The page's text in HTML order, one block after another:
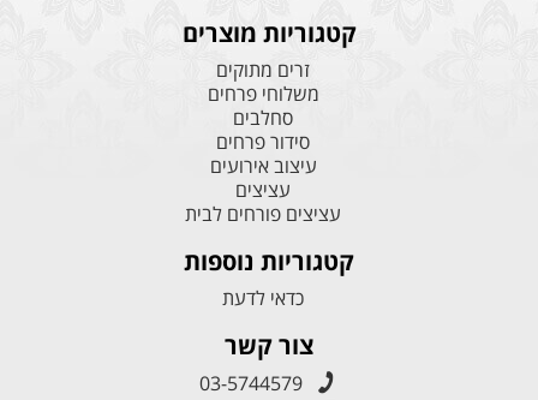
קטגוריות מוצרים
זרים מתוקים
משלוחי פרחים
סחלבים
סידור פרחים
עיצוב אירועים
עציצים
עציצים פורחים לבית
קטגוריות נוספות
כדאי לדעת
צור קשר
03-5744579